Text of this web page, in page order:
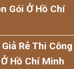
Gói Ở Hồ Chí
Rẻ Thi Công
Hồ Chí Minh